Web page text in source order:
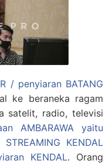
/ penyiaran BATANG
ke beraneka ragam
satelit, radio, televisi
AMBARAWA yaitu
STREAMING KENDAL
KENDAL. Orang